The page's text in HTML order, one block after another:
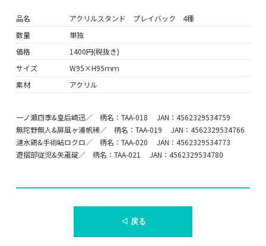
品名
アクリルスタンド プレイバック 4種
数量
単独
価格
1400円(税抜き)
サイズ
W95×H95ｍｍ
素材
アクリル
一ノ瀬四季&皇后崎迅／ 柄名：TAA-018 JAN：4562329534759
無陀野無人&屏風ヶ浦帆稀／ 柄名：TAA-019 JAN：4562329534766
漣水鶏&手術岾ロクロ／ 柄名：TAA-020 JAN：4562329534773
遊摺部従児&矢颪碇／ 柄名：TAA-021 JAN：4562329534780
◁ 戻る